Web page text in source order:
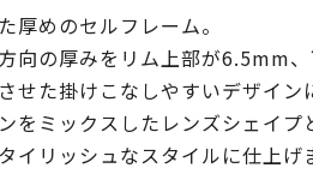
厚めのセルフレーム。
向の厚みをリム上部が6.5mm
せた掛けこなしやすいデザイン
をミックスしたレンズシェイプ
イリッシュなスタイルに仕上げ